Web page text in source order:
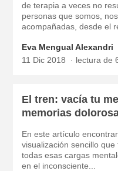
de terapia a veces no
personas que somos,
acompañadas, desde el
Eva Mengual Alexandri
11 Dic 2018
lectura de
El tren: vacía tu
memorias
En este artículo
visualización sencillo
todas esas cargas
en el inconsciente...